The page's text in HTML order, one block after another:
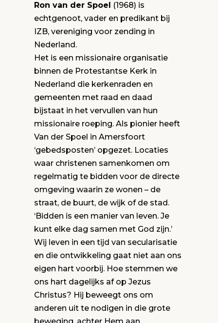
Ron van der Spoel (1968) is
echtgenoot, vader en predikant bij
IZB, vereniging voor zending in
Nederland.
Het is een missionaire organisatie
binnen de Protestantse Kerk in
Nederland die kerkenraden en
gemeenten met raad en daad
bijstaat in het vervullen van hun
missionaire roeping. Als pionier heeft
Van der Spoel in Amersfoort
‘gebedsposten’ opgezet. Locaties
waar christenen samenkomen om
regelmatig te bidden voor de directe
omgeving waarin ze wonen – de
straat, de buurt, de wijk of de stad.
‘Bidden is een manier van leven. Je
kunt elke dag samen met God zijn.’
Wij leven in een tijd van secularisatie
en die ontwikkeling gaat niet aan ons
eigen hart voorbij. Hoe stemmen we
ons hart dagelijks af op Jezus
Christus? Hij beweegt ons om
anderen uit te nodigen in die grote